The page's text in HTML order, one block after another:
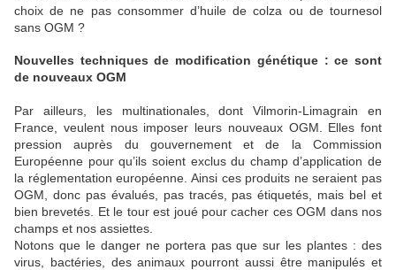
choix de ne pas consommer d’huile de colza ou de tournesol
sans OGM ?
Nouvelles techniques de modification génétique : ce sont
de nouveaux OGM
Par ailleurs, les multinationales, dont Vilmorin-Limagrain en
France, veulent nous imposer leurs nouveaux OGM. Elles font
pression auprès du gouvernement et de la Commission
Européenne pour qu’ils soient exclus du champ d’application de
la réglementation européenne. Ainsi ces produits ne seraient pas
OGM, donc pas évalués, pas tracés, pas étiquetés, mais bel et
bien brevetés. Et le tour est joué pour cacher ces OGM dans nos
champs et nos assiettes.
Notons que le danger ne portera pas que sur les plantes : des
virus, bactéries, des animaux pourront aussi être manipulés et